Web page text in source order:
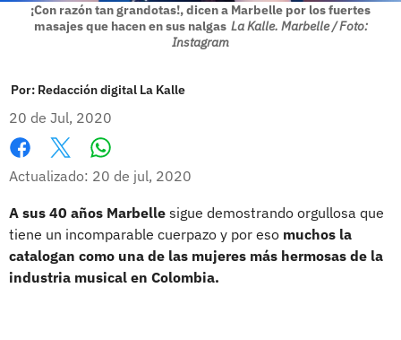
¡Con razón tan grandotas!, dicen a Marbelle por los fuertes
masajes que hacen en sus nalgas La Kalle. Marbelle / Foto:
Instagram
Por: Redacción digital La Kalle
20 de Jul, 2020
Facebook
X
Actualizado: 20 de jul, 2020
A sus 40 años Marbelle sigue demostrando orgullosa que
tiene un incomparable cuerpazo y por eso muchos la
catalogan como una de las mujeres más hermosas de la
industria musical en Colombia.